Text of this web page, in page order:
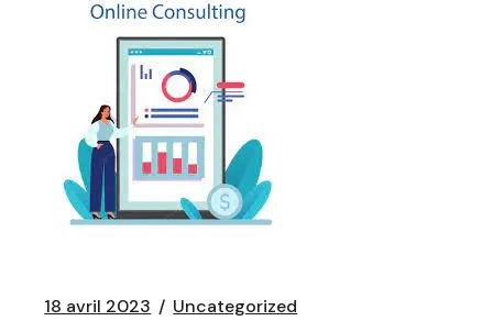
18 avril 2023 Uncategorized